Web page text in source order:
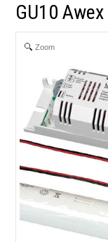
GU10 Awex
Zoom